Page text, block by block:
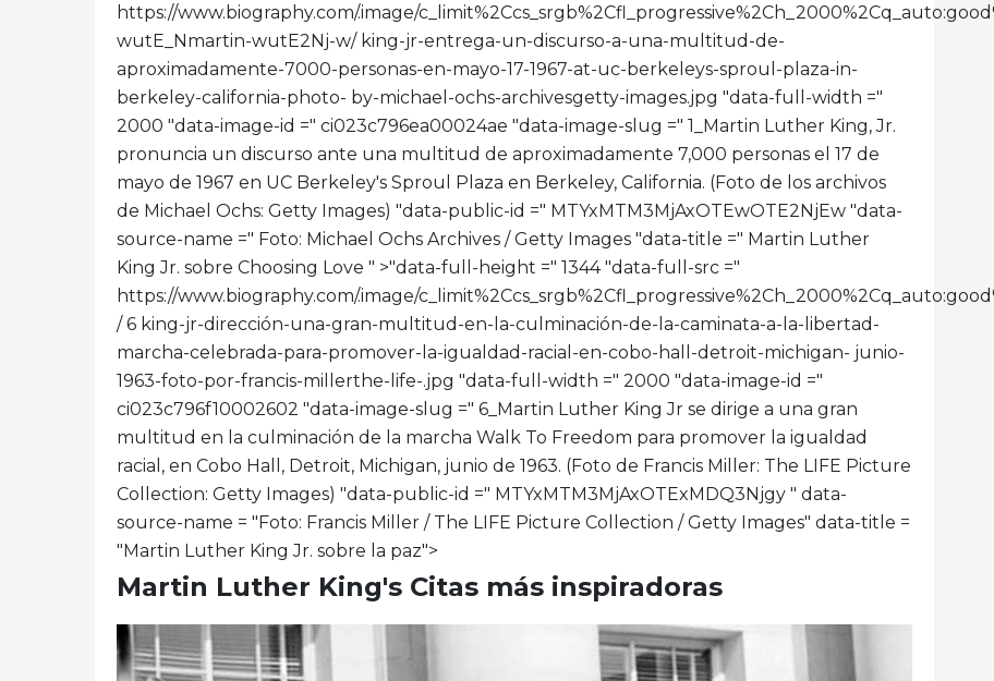
https://www.biography.com/.image/
wutE_Nmartin-wutE2Nj-w/ king-jr-entrega-un-discurso-a-una-multitud-de-
aproximadamente-7000-personas-en-mayo-17-1967-at-uc-berkeleys-sproul-plaza-in-
berkeley-california-photo- by-michael-ochs-archivesgetty-images.jpg "data-full-width ="
2000 "data-image-id =" ci023c796ea00024ae "data-image-slug =" 1_Martin Luther King, Jr.
pronuncia un discurso ante una multitud de aproximadamente 7,000 personas el 17 de
mayo de 1967 en UC Berkeley's Sproul Plaza en Berkeley, California. (Foto de los archivos
de Michael Ochs: Getty Images) "data-public-id =" MTYxMTM3MjAxOTEwOTE2NjEw "data-
source-name =" Foto: Michael Ochs Archives / Getty Images "data-title =" Martin Luther
King Jr. sobre Choosing Love " >"data-full-height =" 1344 "data-full-src ="
https://www.biography.com/.image/
/ 6 king-jr-dirección-una-gran-multitud-en-la-culminación-de-la-caminata-a-la-libertad-
marcha-celebrada-para-promover-la-igualdad-racial-en-cobo-hall-detroit-michigan- junio-
1963-foto-por-francis-millerthe-life-.jpg "data-full-width =" 2000 "data-image-id ="
ci023c796f10002602 "data-image-slug =" 6_Martin Luther King Jr se dirige a una gran
multitud en la culminación de la marcha Walk To Freedom para promover la igualdad
racial, en Cobo Hall, Detroit, Michigan, junio de 1963. (Foto de Francis Miller: The LIFE Picture
Collection: Getty Images) "data-public-id =" MTYxMTM3MjAxOTExMDQ3Njgy " data-
source-name = "Foto: Francis Miller / The LIFE Picture Collection / Getty Images" data-title =
"Martin Luther King Jr. sobre la paz">
Martin Luther King's Citas más inspiradoras